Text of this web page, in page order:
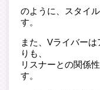
のように、スタイ
す。
また、Vライバー
りも、
リスナーとの関係
す。